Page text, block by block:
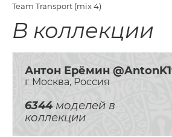
Team Transport (mix 4)
В коллекции
Антон Ерёмин
г Москва, Россия
6344моделей в
коллекции